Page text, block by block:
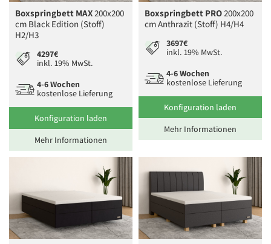
Boxspringbett MAX200x200
cm Black Edition (Stoff)
H2/H3
4297€
inkl. 19% MwSt.
4-6 Wochen
kostenlose Lieferung
Konfiguration laden
Mehr Informationen
Boxspringbett PRO200x200
cm Anthrazit (Stoff) H4/H4
3697€
inkl. 19% MwSt.
4-6 Wochen
kostenlose Lieferung
Konfiguration laden
Mehr Informationen